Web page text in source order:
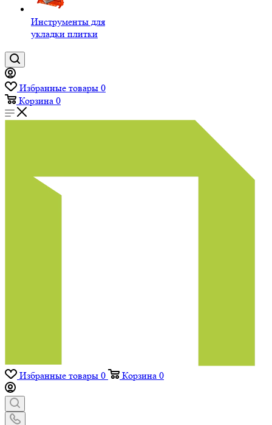
Инструменты для
укладки плитки
Избранные товары 0
Корзина 0
Избранные товары 0 Корзина 0